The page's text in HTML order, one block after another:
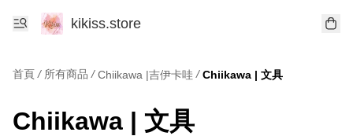
kikiss.store
首頁 / 所有商品 / Chiikawa |吉伊卡哇 / Chiikawa | 文具
Chiikawa | 文具